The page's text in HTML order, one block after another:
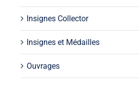
Insignes Collector
Insignes et Médailles
Ouvrages